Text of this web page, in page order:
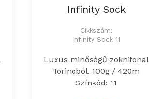
Infinity Sock
Cikkszám:
Infinity Sock 11
Luxus minőségű zoknifonal
Torinóból. 100g / 420m
Színkód: 11